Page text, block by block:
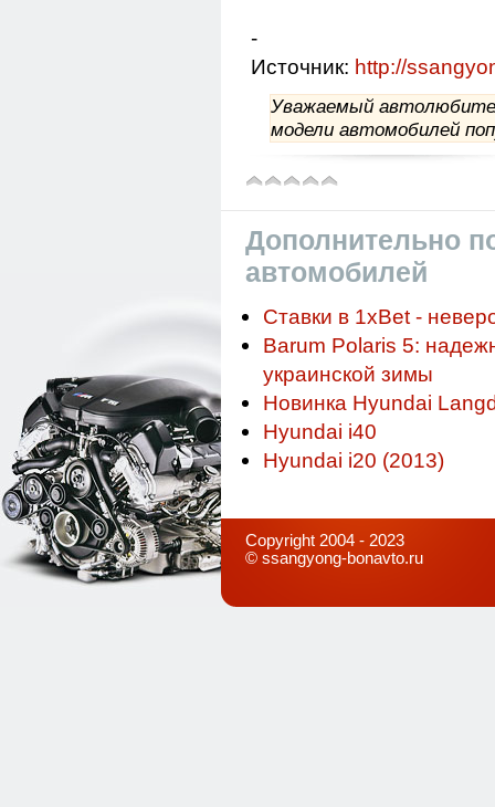
-
Источник: http://
Уважаемый
модели автомобилей
Дополнительно
автомобилей
Ставки в 1xBet -
Barum Polaris 5:
украинской зимы
Новинка Hyundai
Hyundai i40
Hyundai i20 (2013)
Copyright 2004 - 2023
© ssangyong-bonavto.ru